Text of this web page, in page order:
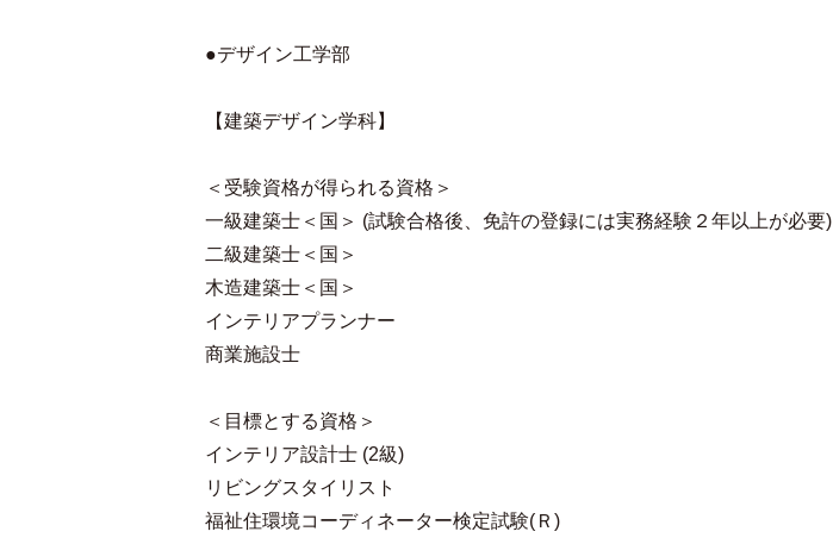
●デザイン工学部
【建築デザイン学科】
＜受験資格が得られる資格＞
一級建築士＜国＞ (試験合格後、免許の登録には実務経験２年以上が必要)
二級建築士＜国＞
木造建築士＜国＞
インテリアプランナー
商業施設士
＜目標とする資格＞
インテリア設計士 (2級)
リビングスタイリスト
福祉住環境コーディネーター検定試験(Ｒ)